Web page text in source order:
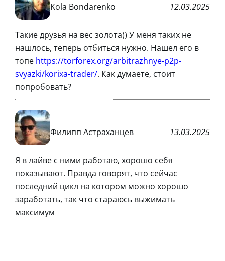
Kola Bondarenko 12.03.2025
Такие друзья на вес золота)) У меня таких не
нашлось, теперь отбиться нужно. Нашел его в
топе https://torforex.org/arbitrazhnye-p2p-
svyazki/korixa-trader/. Как думаете, стоит
попробовать?
Филипп Астраханцев 13.03.2025
Я в лайве с ними работаю, хорошо себя
показывают. Правда говорят, что сейчас
последний цикл на котором можно хорошо
заработать, так что стараюсь выжимать
максимум